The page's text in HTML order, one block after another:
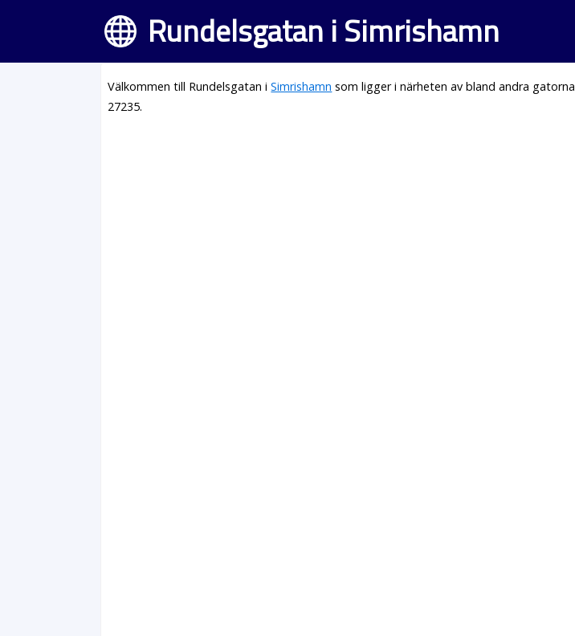
Rundelsgatan i Simrishamn
Välkommen till Rundelsgatan iSimrishamn som ligger i närheten av bland andra gatorna
27235.